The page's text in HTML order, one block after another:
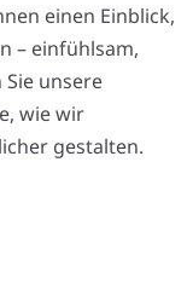
einen Einblick,
– einfühlsam,
unsere
wie wir
gestalten.